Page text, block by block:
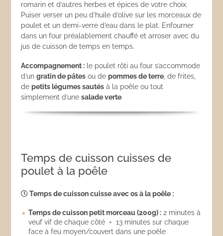
romarin et d’autres herbes et épices de votre choix.
Puiser verser un peu d’huile d’olive sur les morceaux de
poulet et un demi-verre d’eau dans le plat. Enfourner
dans un four préalablement chauffé et arroser avec du
jus de cuisson de temps en temps.
Accompagnement : le poulet rôti au four s’accommode
d’ungratin de pâtes ou depommes de terre , de frites,
depetits légumes sautés à la poêle ou tout
simplement d’unesalade verte.
Temps de cuisson cuisses de
poulet à la poêle
Temps de cuisson cuisse avec os à la poêle :
Temps de cuisson petit morceau (200g) : 2 minutes à
veuf vif de chaque côté + 13 minutes sur chaque
face à feu moyen/couvert dans une poêle